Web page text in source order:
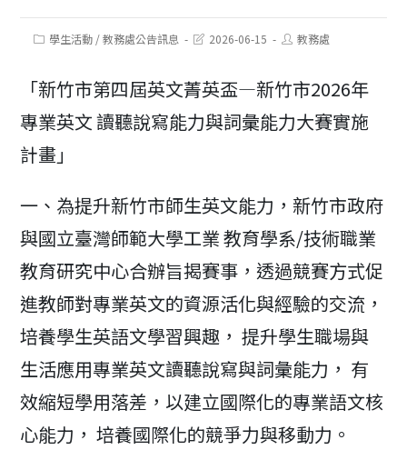
Post學生活動 / 教務處公告訊息
Post2026-06-15
Post教務處
「新竹市第四屆英文菁英盃—新竹市2026年
專業英文 讀聽說寫能力與詞彙能力大賽實施
計畫」
一、為提升新竹市師生英文能力，新竹市政府
與國立臺灣師範大學工業 教育學系/技術職業
教育研究中心合辦旨揭賽事，透過競賽方式促
進教師對專業英文的資源活化與經驗的交流，
培養學生英語文學習興趣， 提升學生職場與
生活應用專業英文讀聽說寫與詞彙能力， 有
效縮短學用落差，以建立國際化的專業語文核
心能力， 培養國際化的競爭力與移動力。